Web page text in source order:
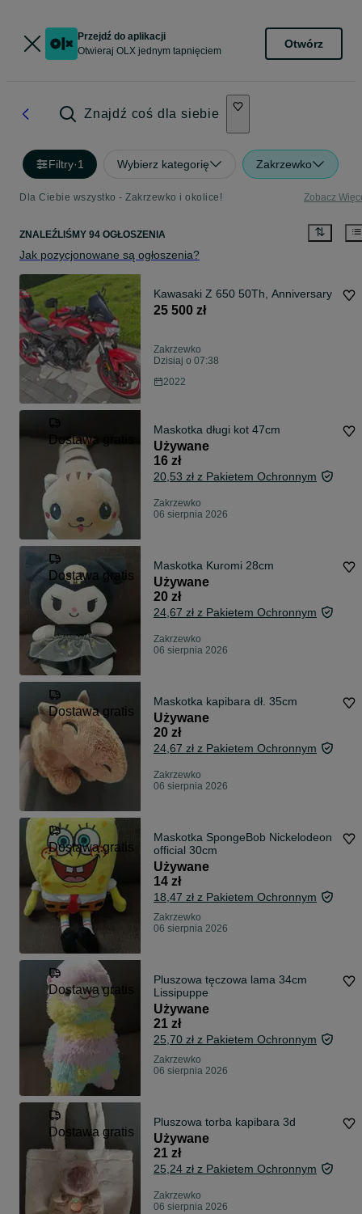
Przejdź do aplikacji
Otwieraj OLX jednym tapnięciem
Otwórz
Znajdź coś dla siebie
Filtry·1 Wybierz kategorię Zakrzewko
Dla Ciebie wszystko - Zakrzewko i okolice! Zobacz
ZNALEŹLIŚMY 94 OGŁOSZENIA
Jak pozycjonowane są ogłoszenia?
Kawasaki Z 650 50Th, Anniversary
25 500 zł
Zakrzewko
Dzisiaj o 07:38
2022
Dostawa gratis
Maskotka długi kot 47cm
Używane
16 zł
20,53 zł z Pakietem Ochronnym
Zakrzewko
06 sierpnia 2026
Dostawa gratis
Maskotka Kuromi 28cm
Używane
20 zł
24,67 zł z Pakietem Ochronnym
Zakrzewko
06 sierpnia 2026
Dostawa gratis
Maskotka kapibara dł. 35cm
Używane
20 zł
24,67 zł z Pakietem Ochronnym
Zakrzewko
06 sierpnia 2026
Dostawa gratis
Maskotka SpongeBob Nickelodeon
official 30cm
Używane
14 zł
18,47 zł z Pakietem Ochronnym
Zakrzewko
06 sierpnia 2026
Dostawa gratis
Pluszowa tęczowa lama 34cm
Lissipuppe
Używane
21 zł
25,70 zł z Pakietem Ochronnym
Zakrzewko
06 sierpnia 2026
Dostawa gratis
Pluszowa torba kapibara 3d
Używane
21 zł
25,24 zł z Pakietem Ochronnym
Zakrzewko
06 sierpnia 2026